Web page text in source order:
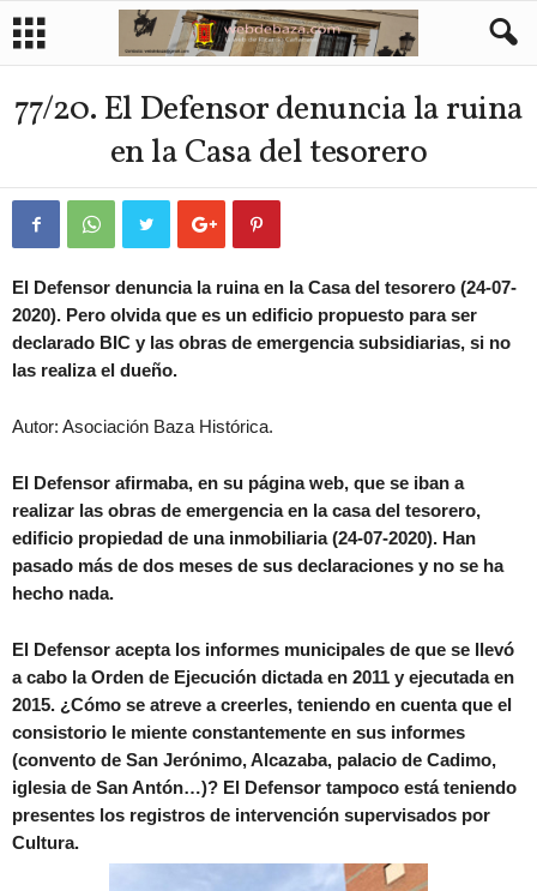
77/20. El Defensor denuncia la ruina
en la Casa del tesorero
El Defensor denuncia la ruina en la Casa del tesorero (24-07-
2020). Pero olvida que es un edificio propuesto para ser
declarado BIC y las obras de emergencia subsidiarias, si no
las realiza el dueño.
Autor: Asociación Baza Histórica.
El Defensor afirmaba, en su página web, que se iban a
realizar las obras de emergencia en la casa del tesorero,
edificio propiedad de una inmobiliaria (24-07-2020). Han
pasado más de dos meses de sus declaraciones y no se ha
hecho nada.
El Defensor acepta los informes municipales de que se llevó
a cabo la Orden de Ejecución dictada en 2011 y ejecutada en
2015. ¿Cómo se atreve a creerles, teniendo en cuenta que el
consistorio le miente constantemente en sus informes
(convento de San Jerónimo, Alcazaba, palacio de Cadimo,
iglesia de San Antón…)? El Defensor tampoco está teniendo
presentes los registros de intervención supervisados por
Cultura.